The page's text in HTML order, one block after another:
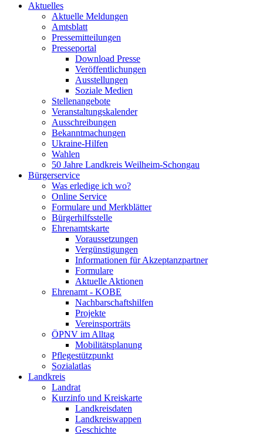
Aktuelles
Aktuelle Meldungen
Amtsblatt
Pressemitteilungen
Presseportal
Download Presse
Veröffentlichungen
Ausstellungen
Soziale Medien
Stellenangebote
Veranstaltungskalender
Ausschreibungen
Bekanntmachungen
Ukraine-Hilfen
Wahlen
50 Jahre Landkreis Weilheim-Schongau
Bürgerservice
Was erledige ich wo?
Online Service
Formulare und Merkblätter
Bürgerhilfsstelle
Ehrenamtskarte
Voraussetzungen
Vergünstigungen
Informationen für Akzeptanzpartner
Formulare
Aktuelle Aktionen
Ehrenamt - KOBE
Nachbarschaftshilfen
Projekte
Vereinsporträts
ÖPNV im Alltag
Mobilitätsplanung
Pflegestützpunkt
Sozialatlas
Landkreis
Landrat
Kurzinfo und Kreiskarte
Landkreisdaten
Landkreiswappen
Geschichte